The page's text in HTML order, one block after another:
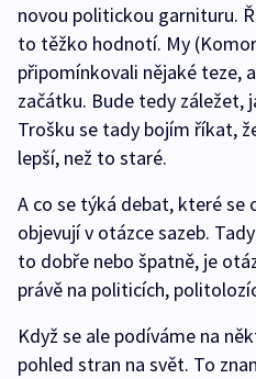
novou politickou garnituru.
to těžko hodnotí. My
připomínkovali nějaké teze,
začátku. Bude tedy záležet,
Trošku se tady bojím říkat,
lepší, než to staré.
A co se týká debat, které se
objevují v otázce sazeb.
to dobře nebo špatně, je
právě na politicích,
Když se ale podíváme na
pohled stran na svět. To